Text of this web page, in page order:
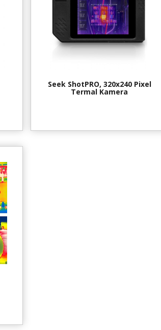
Seek ShotPRO, 320x240 Pixel
Termal Kamera